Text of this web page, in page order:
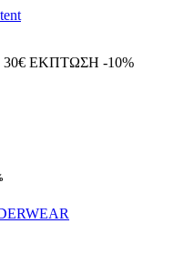
ΕΚΠΤΩΣΗ -10%